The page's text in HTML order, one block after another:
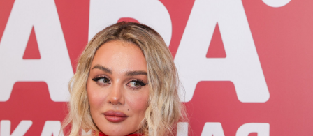
А
Б
В
П